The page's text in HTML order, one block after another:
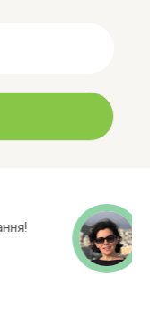
ряд, багато